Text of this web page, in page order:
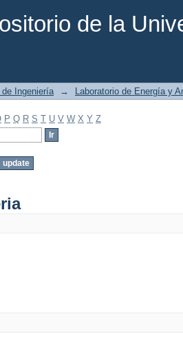
de la
de Ingeniería → Laboratorio de Energía y
P Q R S T U V W X Y Z